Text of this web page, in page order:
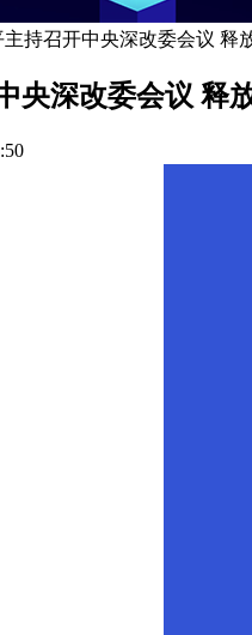
主持召开中央深改委会议 释
央深改委会议 释